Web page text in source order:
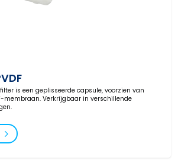
is een geplisseerde capsule, voorzien van
membraan. Verkrijgbaar in verschillende